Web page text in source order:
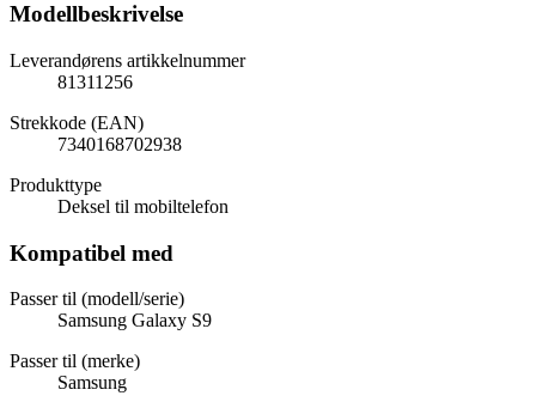
Modellbeskrivelse
Leverandørens artikkelnummer
81311256
Strekkode (EAN)
7340168702938
Produkttype
Deksel til mobiltelefon
Kompatibel med
Passer til (modell/serie)
Samsung Galaxy S9
Passer til (merke)
Samsung